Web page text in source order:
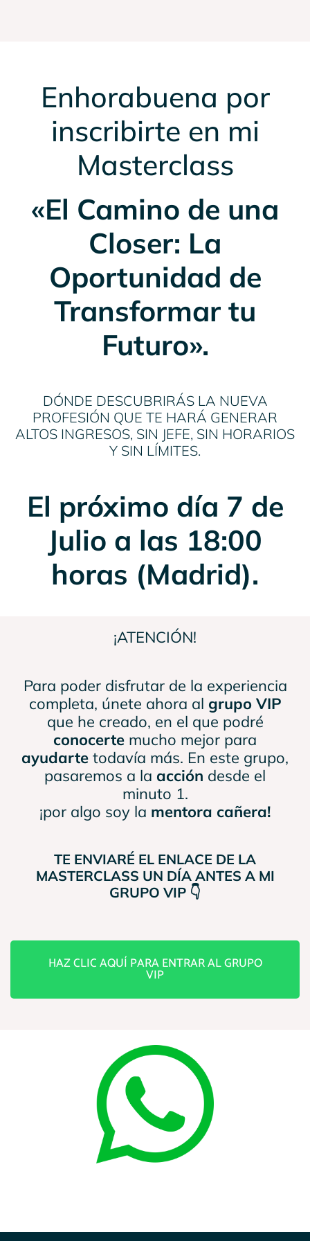
Enhorabuena por
inscribirte en mi
Masterclass
«El Camino de una
Closer: La
Oportunidad de
Transformar tu
Futuro».
DÓNDE DESCUBRIRÁS LA NUEVA
PROFESIÓN QUE TE HARÁ GENERAR
ALTOS INGRESOS, SIN JEFE, SIN HORARIOS
Y SIN LÍMITES.
El próximo día 7 de
Julio a las 18:00
horas (Madrid).
¡ATENCIÓN!
Para poder disfrutar de la experiencia
completa, únete ahora al grupo VIP
que he creado, en el que podré
conocerte mucho mejor para
ayudarte todavía más. En este grupo,
pasaremos a la acción desde el
minuto 1.
¡por algo soy la mentora cañera!
TE ENVIARÉ EL ENLACE DE LA
MASTERCLASS UN DÍA ANTES A MI
GRUPO VIP 👇
HAZ CLIC AQUÍ PARA ENTRAR AL GRUPO
VIP